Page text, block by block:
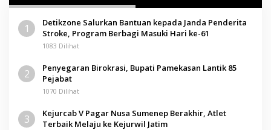
1
Detikzone Salurkan Bantuan kepada Janda Penderita
Stroke, Program Berbagi Masuki Hari ke-61
1083 Dilihat
2
Penyegaran Birokrasi, Bupati Pamekasan Lantik 85
Pejabat
1070 Dilihat
3
Kejurcab V Pagar Nusa Sumenep Berakhir, Atlet
Terbaik Melaju ke Kejurwil Jatim